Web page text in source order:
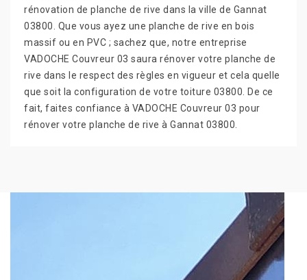
rénovation de planche de rive dans la ville de Gannat
03800. Que vous ayez une planche de rive en bois
massif ou en PVC ; sachez que, notre entreprise
VADOCHE Couvreur 03 saura rénover votre planche de
rive dans le respect des règles en vigueur et cela quelle
que soit la configuration de votre toiture 03800. De ce
fait, faites confiance à VADOCHE Couvreur 03 pour
rénover votre planche de rive à Gannat 03800.